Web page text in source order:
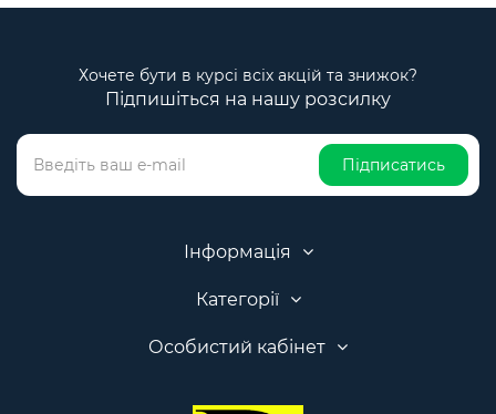
Хочете бути в курсі всіх акцій та знижок?
Підпишіться на нашу розсилку
Підписатись
Інформація
Категорії
Особистий кабінет